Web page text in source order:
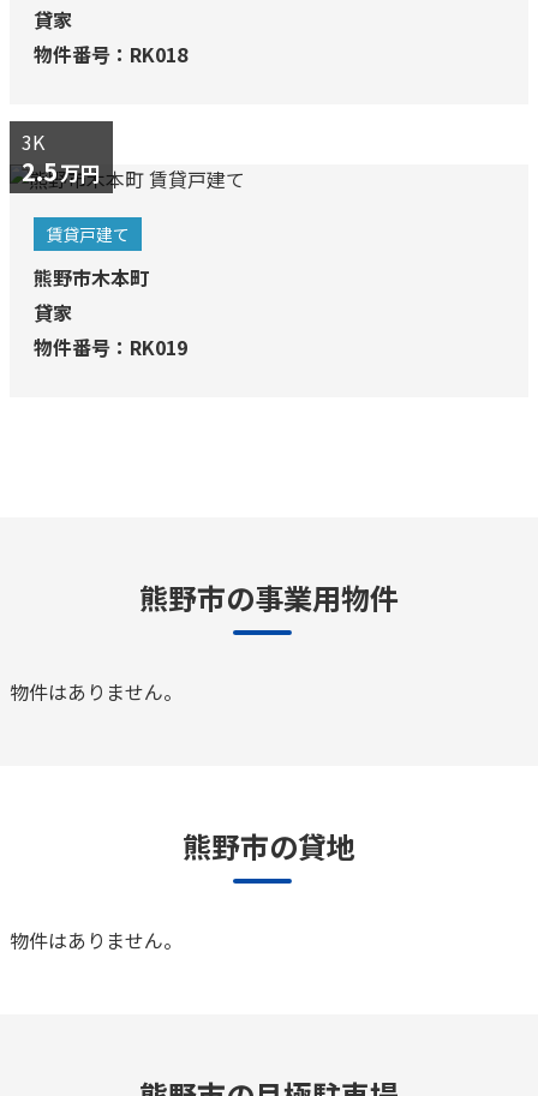
貸家
物件番号：RK018
3K
2.5万円
賃貸戸建て
熊野市木本町
貸家
物件番号：RK019
熊野市の事業用物件
物件はありません。
熊野市の貸地
物件はありません。